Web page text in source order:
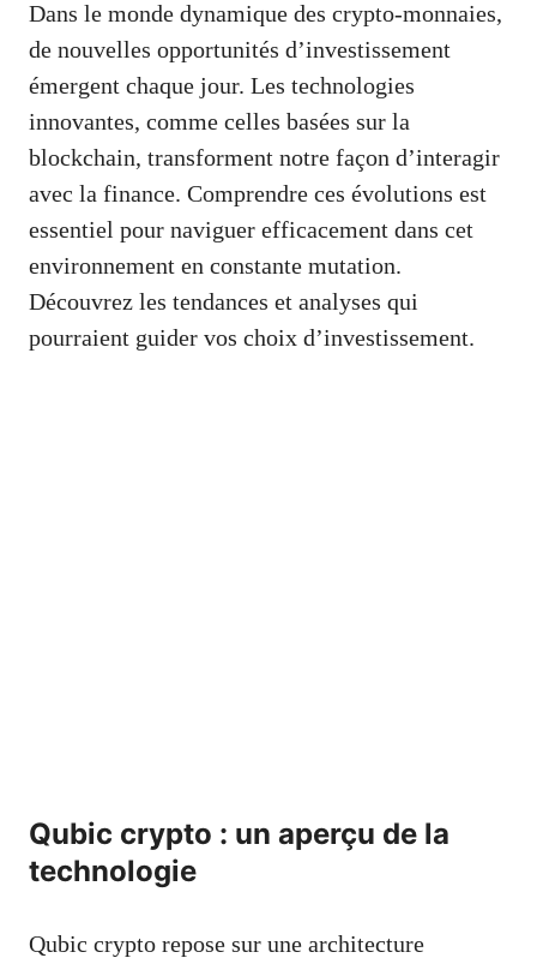
Dans le monde dynamique des crypto-monnaies,
de nouvelles opportunités d’investissement
émergent chaque jour. Les technologies
innovantes, comme celles basées sur la
blockchain, transforment notre façon d’interagir
avec la finance. Comprendre ces évolutions est
essentiel pour naviguer efficacement dans cet
environnement en constante mutation.
Découvrez les tendances et analyses qui
pourraient guider vos choix d’investissement.
Qubic crypto : un aperçu de la
technologie
Qubic crypto repose sur une architecture